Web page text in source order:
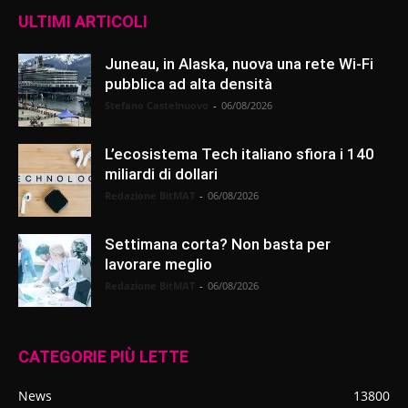
ULTIMI ARTICOLI
Juneau, in Alaska, nuova una rete Wi-Fi
pubblica ad alta densità
- 06/08/2026
L’ecosistema Tech italiano sfiora i 140
miliardi di dollari
- 06/08/2026
Settimana corta? Non basta per
lavorare meglio
- 06/08/2026
CATEGORIE PIÙ LETTE
News 13800